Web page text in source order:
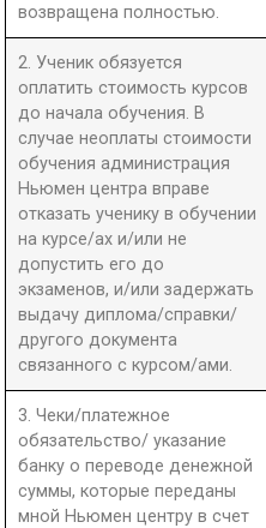
возвращена полностью.
2. Ученик обязуется
оплатить стоимость курсов
до начала обучения. В
случае неоплаты стоимости
обучения администрация
Ньюмен центра вправе
отказать ученику в обучении
на курсе/ах и/или не
допустить его до
экзаменов, и/или задержать
выдачу диплома/справки/
другого документа
связанного с курсом/ами.
3. Чеки/платежное
обязательство/ указание
банку о переводе денежной
суммы, которые переданы
мной Ньюмен центру в счет